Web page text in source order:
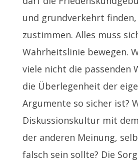
und grundverkehrt
zustimmen. Alles muss
Wahrheitslinie bewegen.
viele nicht die passenden
die Überlegenheit der
Argumente so sicher ist?
Diskussionskultur mit
der anderen Meinung,
falsch sein sollte? Die